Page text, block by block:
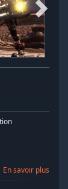
En savoir plus